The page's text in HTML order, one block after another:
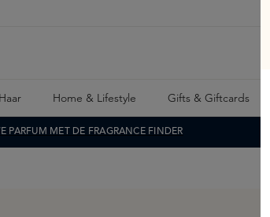
Haar Home & Lifestyle Gifts & Giftcards
PARFUM MET DE FRAGRANCE FINDER